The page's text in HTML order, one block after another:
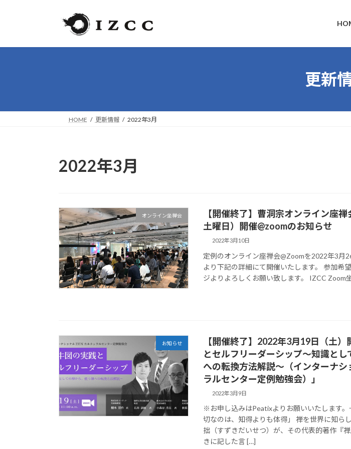
プ
動
更新
HOME 更新情報 2022年3月
2022年3月
オンライン坐禅会
【開催終了】曹洞宗オンライン座
土曜日）開催@zoomのお知らせ
2022年3月10日
定例のオンライン座禅会@Zoomを2022年3月
より下記の詳細にて開催いたします。 参加希
ジよりよろしくお願い致します。 IZCC
お知らせ
【開催終了】2022年3月19日（土
とセルフリーダーシップ〜知識と
への転換方法解説〜（インターナシ
ラルセンター定例勉強会）」
2022年3月9日
※お申し込みはPeatixよりお願いいたします
切なのは、知得よりも体得」 禅を世界に知ら
拙（すずきだいせつ）が、その代表的著作『
きに記した言 […]